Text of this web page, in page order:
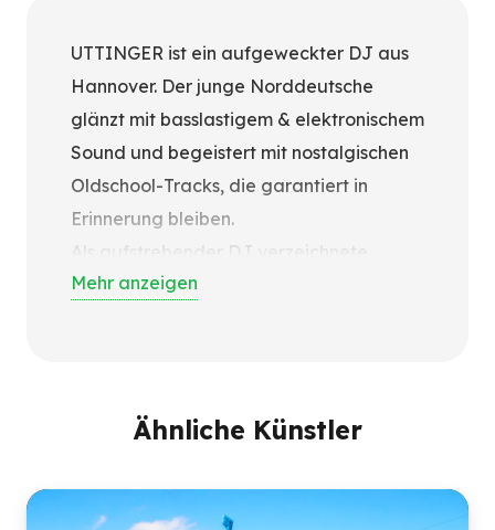
UTTINGER ist ein aufgeweckter DJ aus
Hannover. Der junge Norddeutsche
glänzt mit basslastigem & elektronischem
Sound und begeistert mit nostalgischen
Oldschool-Tracks, die garantiert in
Erinnerung bleiben.
Als aufstrebender DJ verzeichnete
UTTINGER neben privaten
als Festival-DJ auf dem OAKHILL
Mit herausstechender Offenheit und
Motivation konnte der 25-jährige breiten
Mehr anzeigen
Ähnliche Künstler